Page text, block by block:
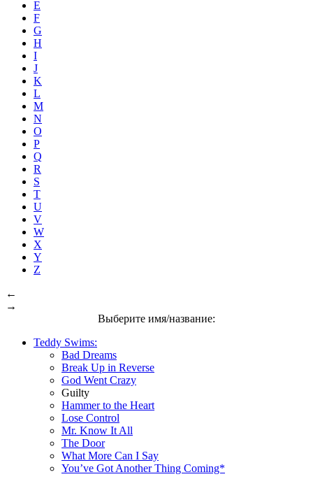
E
F
G
H
I
J
K
L
M
N
O
P
Q
R
S
T
U
V
W
X
Y
Z
←
→
Выберите имя/название:
Teddy Swims:
Bad Dreams
Break Up in Reverse
God Went Crazy
Guilty
Hammer to the Heart
Lose Control
Mr. Know It All
The Door
What More Can I Say
You’ve Got Another Thing Coming*